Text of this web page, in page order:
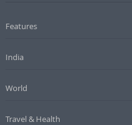
Features
India
World
Travel & Health